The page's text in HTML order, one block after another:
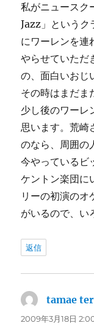
私がニュース
Jazz」というク
にワーレンを連
やらせていただ
の、面白いおじ
その時はまだま
少し後のワーレ
思います。荒崎
のなら、周囲の
今やっているビ
ケントン楽団に
リーの初演の
がいるので、い
返信
tamae
2009年3月18日